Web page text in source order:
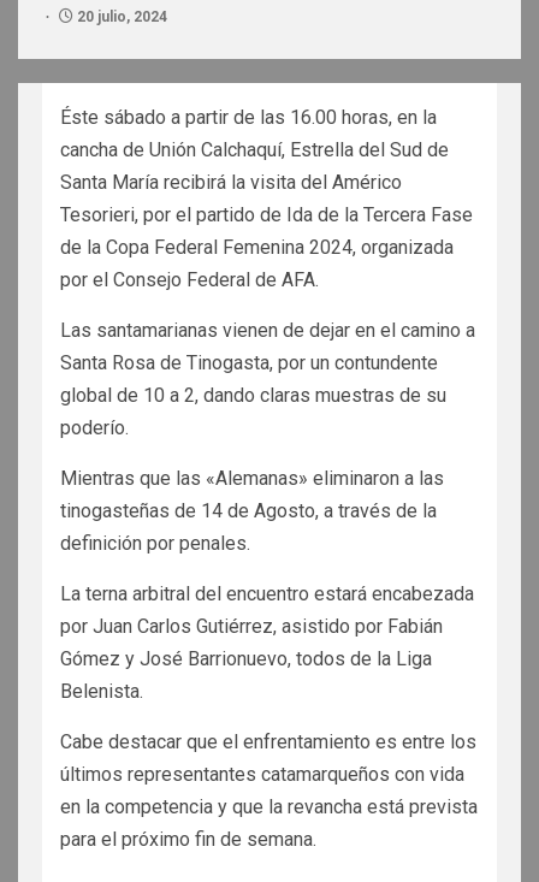
20 julio, 2024
Éste sábado a partir de las 16.00 horas, en la
cancha de Unión Calchaquí, Estrella del Sud de
Santa María recibirá la visita del Américo
Tesorieri, por el partido de Ida de la Tercera Fase
de la Copa Federal Femenina 2024, organizada
por el Consejo Federal de AFA.
Las santamarianas vienen de dejar en el camino a
Santa Rosa de Tinogasta, por un contundente
global de 10 a 2, dando claras muestras de su
poderío.
Mientras que las «Alemanas» eliminaron a las
tinogasteñas de 14 de Agosto, a través de la
definición por penales.
La terna arbitral del encuentro estará encabezada
por Juan Carlos Gutiérrez, asistido por Fabián
Gómez y José Barrionuevo, todos de la Liga
Belenista.
Cabe destacar que el enfrentamiento es entre los
últimos representantes catamarqueños con vida
en la competencia y que la revancha está prevista
para el próximo fin de semana.